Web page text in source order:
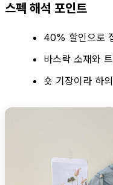
스펙 해석 포인트
40% 할인으로
바스락 소재와
숏 기장이라 하